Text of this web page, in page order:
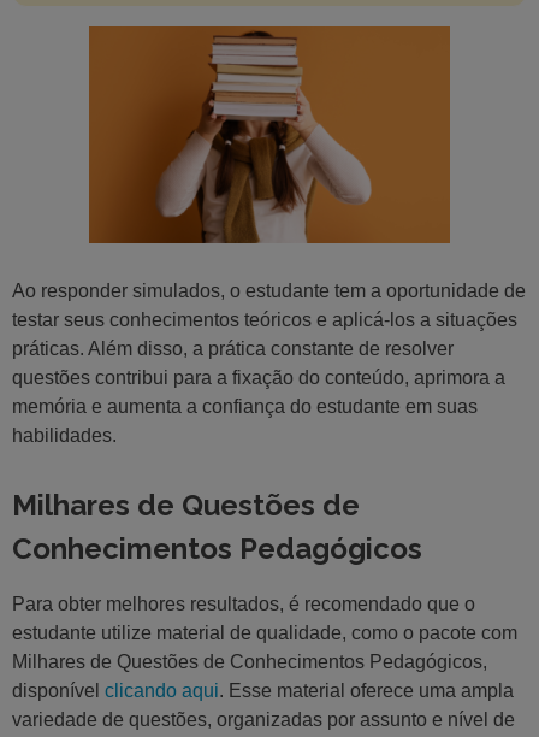
Ao responder simulados, o estudante tem a oportunidade de
testar seus conhecimentos teóricos e aplicá-los a situações
práticas. Além disso, a prática constante de resolver
questões contribui para a fixação do conteúdo, aprimora a
memória e aumenta a confiança do estudante em suas
habilidades.
Milhares de Questões de
Conhecimentos Pedagógicos
Para obter melhores resultados, é recomendado que o
estudante utilize material de qualidade, como o pacote com
Milhares de Questões de Conhecimentos Pedagógicos,
disponível clicando aqui. Esse material oferece uma ampla
variedade de questões, organizadas por assunto e nível de